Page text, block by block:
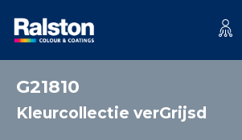
G21810
Kleurcollectie verGrijsd